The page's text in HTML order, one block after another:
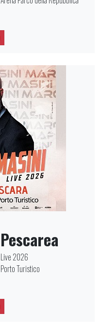
Pescarea
Live 2026
Porto Turistico